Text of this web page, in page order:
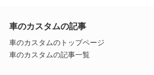
車のカスタムの記事
車のカスタムのトップページ
車のカスタムの記事一覧